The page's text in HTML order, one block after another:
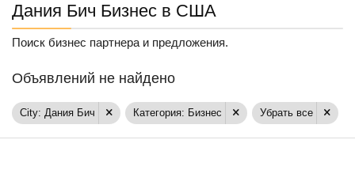
Дания Бич Бизнес в США
Поиск бизнес партнера и предложения.
Объявлений не найдено
City: Дания Бич Категория: Бизнес Убрать все